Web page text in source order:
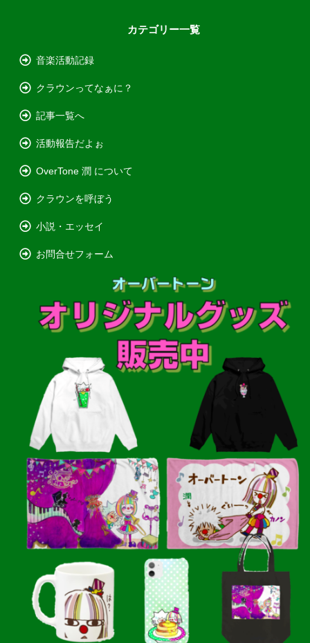
カテゴリー一覧
音楽活動記録
クラウンってなぁに？
記事一覧へ
活動報告だよぉ
OverTone 潤 について
クラウンを呼ぼう
小説・エッセイ
お問合せフォーム